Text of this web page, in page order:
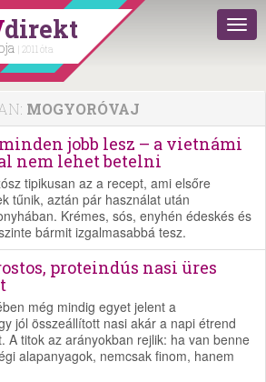
direkt
| 2011 óta
MOGYORÓVAJ
jobb lesz – a vietnámi
nem lehet betelni
tipikusan az a recept, ami elsőre
tűnik, aztán pár használat után
Krémes, sós, enyhén édeskés és
bármit izgalmasabbá tesz.
proteindús nasi üres
még mindig egyet jelent a
jól összeállított nasi akár a napi étrend
A titok az arányokban rejlik: ha van benne
alapanyagok, nemcsak finom, hanem